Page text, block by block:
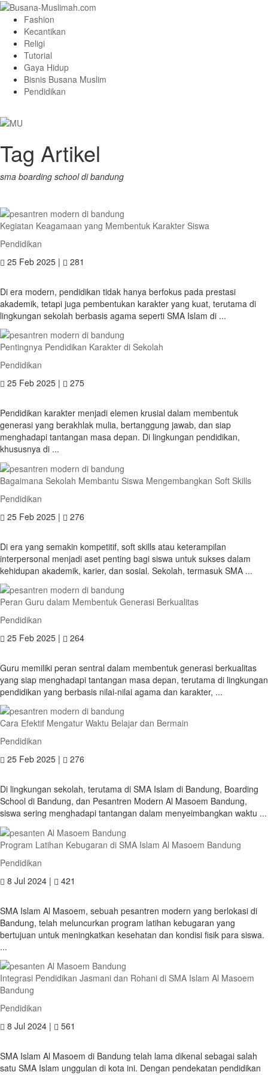
Fashion
Kecantikan
Religi
Tutorial
Gaya Hidup
Bisnis Busana Muslim
Pendidikan
Tag Artikel
sma boarding school di bandung
Kegiatan Keagamaan yang Membentuk Karakter Siswa
Pendidikan
25 Feb 2025 |
281
Di era modern, pendidikan tidak hanya berfokus pada prestasi
akademik, tetapi juga pembentukan karakter yang kuat, terutama di
lingkungan sekolah berbasis agama seperti SMA Islam di ...
Pentingnya Pendidikan Karakter di Sekolah
Pendidikan
25 Feb 2025 |
275
Pendidikan karakter menjadi elemen krusial dalam membentuk
generasi yang berakhlak mulia, bertanggung jawab, dan siap
menghadapi tantangan masa depan. Di lingkungan pendidikan,
khususnya di ...
Bagaimana Sekolah Membantu Siswa Mengembangkan Soft Skills
Pendidikan
25 Feb 2025 |
276
Di era yang semakin kompetitif, soft skills atau keterampilan
interpersonal menjadi aset penting bagi siswa untuk sukses dalam
kehidupan akademik, karier, dan sosial. Sekolah, termasuk SMA ...
Peran Guru dalam Membentuk Generasi Berkualitas
Pendidikan
25 Feb 2025 |
264
Guru memiliki peran sentral dalam membentuk generasi berkualitas
yang siap menghadapi tantangan masa depan, terutama di lingkungan
pendidikan yang berbasis nilai-nilai agama dan karakter, ...
Cara Efektif Mengatur Waktu Belajar dan Bermain
Pendidikan
25 Feb 2025 |
276
Di lingkungan sekolah, terutama di SMA Islam di Bandung, Boarding
School di Bandung, dan Pesantren Modern Al Masoem Bandung,
siswa sering menghadapi tantangan dalam menyeimbangkan waktu ...
Program Latihan Kebugaran di SMA Islam Al Masoem Bandung
Pendidikan
8 Jul 2024 |
421
SMA Islam Al Masoem, sebuah pesantren modern yang berlokasi di
Bandung, telah meluncurkan program latihan kebugaran yang
bertujuan untuk meningkatkan kesehatan dan kondisi fisik para siswa.
...
Integrasi Pendidikan Jasmani dan Rohani di SMA Islam Al Masoem
Bandung
Pendidikan
8 Jul 2024 |
561
SMA Islam Al Masoem di Bandung telah lama dikenal sebagai salah
satu SMA Islam unggulan di kota ini. Dengan pendekatan pendidikan